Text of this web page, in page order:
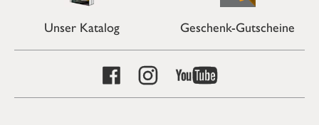
Unser Katalog Geschenk-Gutscheine